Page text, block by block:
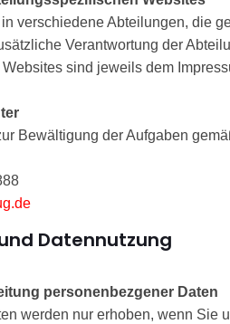
verschiedene Abteilungen, die
Verantwortung der
sind jeweils dem
Bewältigung der Aufgaben
Datennutzung
personenbezgener Daten
werden nur erhoben, wenn Sie